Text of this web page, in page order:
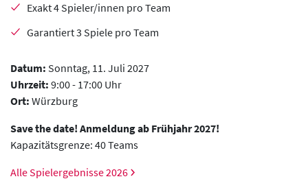
Exakt 4 Spieler/innen pro Team
Garantiert 3 Spiele pro Team
Datum: Sonntag, 11. Juli 2027
Uhrzeit: 9:00 - 17:00 Uhr
Ort: Würzburg
Save the date! Anmeldung ab Frühjahr 2027!
Kapazitätsgrenze: 40 Teams
Alle Spielergebnisse 2026